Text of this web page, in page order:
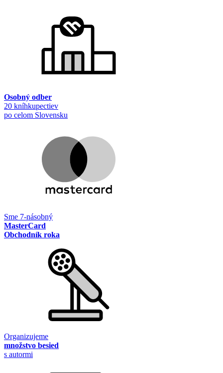
Osobný odber
20 kníhkupectiev
po celom Slovensku
Sme 7-násobný
MasterCard
Obchodník roka
Organizujeme
množstvo besied
s autormi